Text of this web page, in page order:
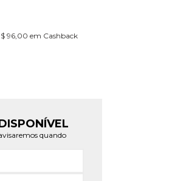
96,00 em Cashback
quando